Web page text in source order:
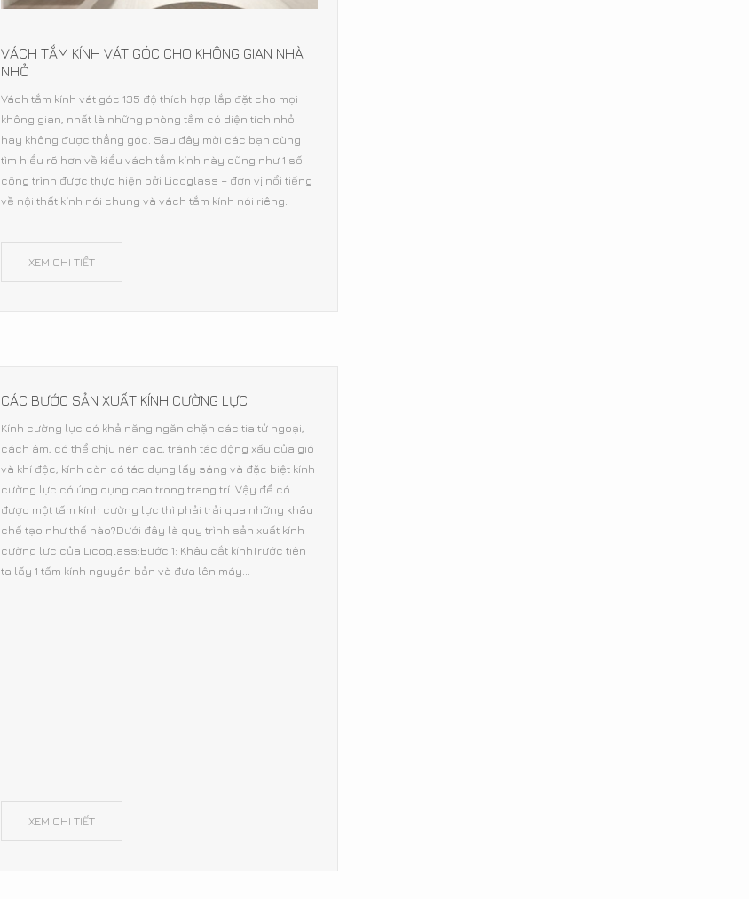
VÁCH TẮM KÍNH VÁT GÓC CHO KHÔNG GIAN NHÀ
NHỎ
Vách tắm kính vát góc 135 độ thích hợp lắp đặt cho mọi
không gian, nhất là những phòng tắm có diện tích nhỏ
hay không được thẳng góc. Sau đây mời các bạn cùng
tìm hiểu rõ hơn về kiểu vách tắm kính này cũng như 1 số
công trình được thực hiện bởi Licoglass – đơn vị nổi tiếng
về nội thất kính nói chung và vách tắm kính nói riêng.
XEM CHI TIẾT
CÁC BƯỚC SẢN XUẤT KÍNH CƯỜNG LỰC
Kính cường lực có khả năng ngăn chặn các tia tử ngoại,
cách âm, có thể chịu nén cao, tránh tác động xấu của gió
và khí độc, kính còn có tác dụng lấy sáng và đặc biệt kính
cường lực có ứng dụng cao trong trang trí. Vậy để có
được một tấm kính cường lực thì phải trải qua những khâu
chế tạo như thế nào?Dưới đây là quy trình sản xuất kính
cường lực của Licoglass:Bước 1: Khâu cắt kínhTrước tiên
ta lấy 1 tấm kính nguyên bản và đưa lên máy...
XEM CHI TIẾT